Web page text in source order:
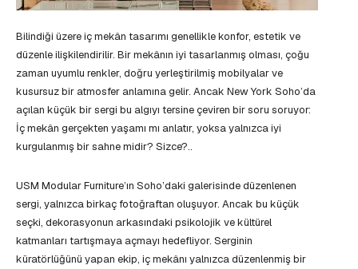
Bilindiği üzere iç mekân tasarımı genellikle konfor, estetik ve
düzenle ilişkilendirilir. Bir mekânın iyi tasarlanmış olması, çoğu
zaman uyumlu renkler, doğru yerleştirilmiş mobilyalar ve
kusursuz bir atmosfer anlamına gelir. Ancak New York Soho’da
açılan küçük bir sergi bu algıyı tersine çeviren bir soru soruyor:
İç mekân gerçekten yaşamı mı anlatır, yoksa yalnızca iyi
kurgulanmış bir sahne midir? Sizce?..
USM Modular Furniture’ın Soho’daki galerisinde düzenlenen
sergi, yalnızca birkaç fotoğraftan oluşuyor. Ancak bu küçük
seçki, dekorasyonun arkasındaki psikolojik ve kültürel
katmanları tartışmaya açmayı hedefliyor. Serginin
küratörlüğünü yapan ekip, iç mekânı yalnızca düzenlenmiş bir